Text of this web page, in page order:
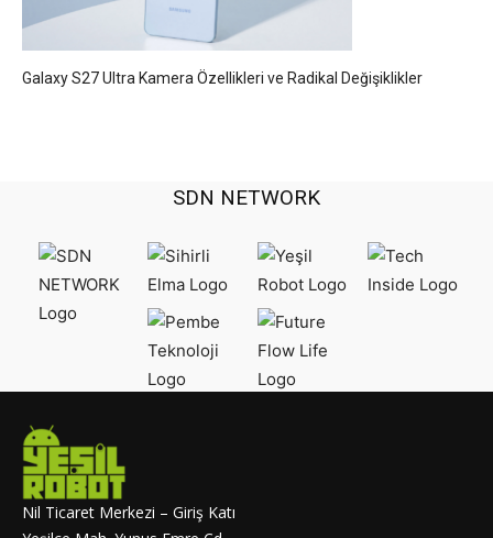
Galaxy S27 Ultra Kamera Özellikleri ve Radikal Değişiklikler
SDN NETWORK
Nil Ticaret Merkezi – Giriş Katı